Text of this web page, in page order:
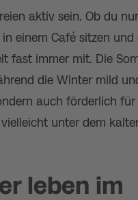
aktiv sein. Ob du
einem Café sitzen und
fast immer mit. Die
die Winter mild
auch förderlich für
unter dem
leben im